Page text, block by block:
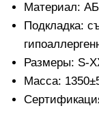
Материал:
Подкладка:
Размеры: S-
Масса: